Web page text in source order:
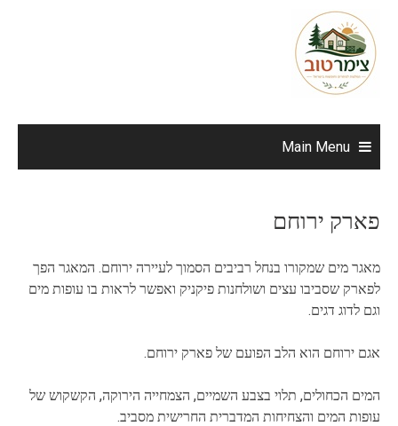
content
Main Menu
פארק ירוחם
מאגר מים שמקורו בנחל רביבים הסמוך לעיירה ירוחם. המאגר הפך
לפארק שסביבו עצים ושולחנות פיקניק ואפשר לראות בו עופות מים
וגם לדוג דגים.
אגם ירוחם הוא הלב הפועם של פארק ירוחם.
המים הכחולים, תלוי בצבע השמיים, הצמחייה הירוקה, הקשקוש של
עופות המים והצחיחות המדברית החרישית מסביב.